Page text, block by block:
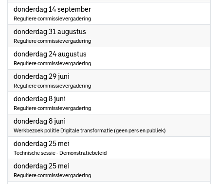
donderdag 14 september2023
Reguliere commissievergadering
donderdag 31 augustus
Reguliere commissievergadering
donderdag 24 augustus
Reguliere commissievergadering
donderdag 29 juni
Reguliere commissievergadering
donderdag 8 juni
Reguliere commissievergadering
donderdag 8 juni
Werkbezoek politie Digitale transformatie (geen pers en publiek)
donderdag 25 mei
Technische sessie - Demonstratiebeleid
donderdag 25 mei
Reguliere commissievergadering